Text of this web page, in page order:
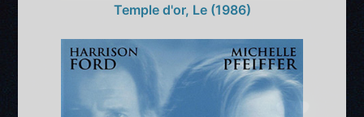
Temple d'or, Le (1986)